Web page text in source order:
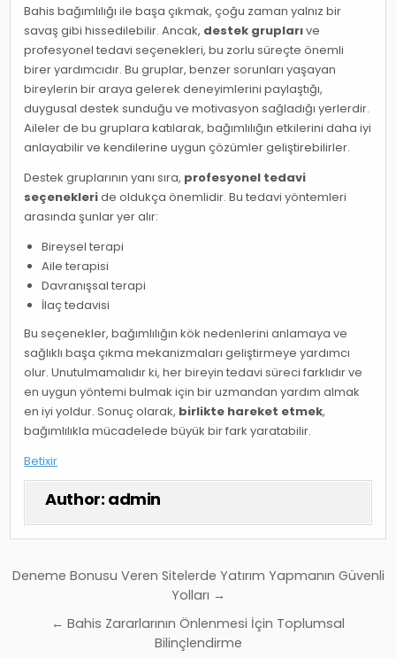
Bahis bağımlılığı ile başa çıkmak, çoğu zaman yalnız bir
savaş gibi hissedilebilir. Ancak, destek gruplarıve
profesyonel tedavi seçenekleri, bu zorlu süreçte önemli
birer yardımcıdır. Bu gruplar, benzer sorunları yaşayan
bireylerin bir araya gelerek deneyimlerini paylaştığı,
duygusal destek sunduğu ve motivasyon sağladığı yerlerdir.
Aileler de bu gruplara katılarak, bağımlılığın etkilerini daha iyi
anlayabilir ve kendilerine uygun çözümler geliştirebilirler.
Destek gruplarının yanı sıra, profesyonel tedavi
seçenekleride oldukça önemlidir. Bu tedavi yöntemleri
arasında şunlar yer alır:
Bireysel terapi
Aile terapisi
Davranışsal terapi
İlaç tedavisi
Bu seçenekler, bağımlılığın kök nedenlerini anlamaya ve
sağlıklı başa çıkma mekanizmaları geliştirmeye yardımcı
olur. Unutulmamalıdır ki, her bireyin tedavi süreci farklıdır ve
en uygun yöntemi bulmak için bir uzmandan yardım almak
en iyi yoldur. Sonuç olarak, birlikte hareket etmek,
bağımlılıkla mücadelede büyük bir fark yaratabilir.
Betixir
Author: admin
Yazı
Deneme Bonusu Veren Sitelerde Yatırım Yapmanın Güvenli
Yolları →
← Bahis Zararlarının Önlenmesi İçin Toplumsal
Bilinçlendirme